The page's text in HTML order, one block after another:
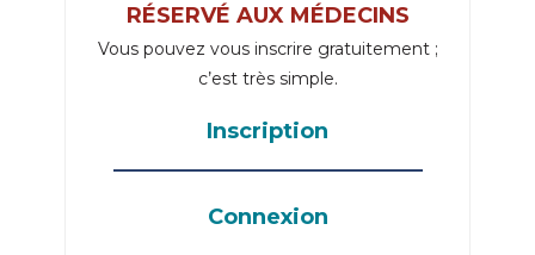
RÉSERVÉ AUX MÉDECINS
Vous pouvez vous inscrire gratuitement ;
c’est très simple.
Inscription
_____________________________________
Connexion